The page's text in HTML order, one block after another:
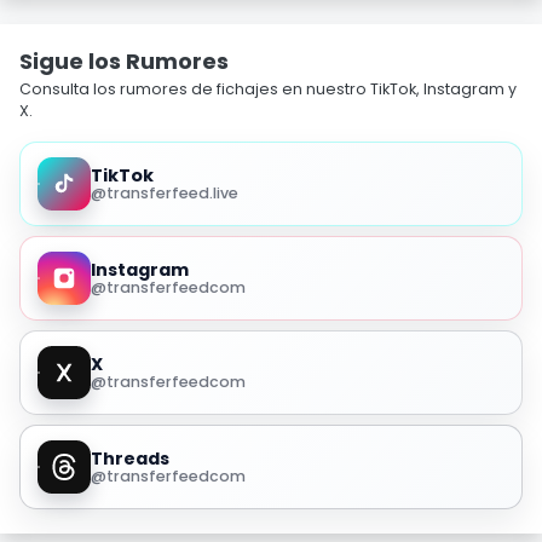
Sigue los Rumores
Consulta los rumores de fichajes en nuestro TikTok, Instagram y
X.
TikTok
@transferfeed.live
Instagram
@transferfeedcom
X
@transferfeedcom
Threads
@transferfeedcom